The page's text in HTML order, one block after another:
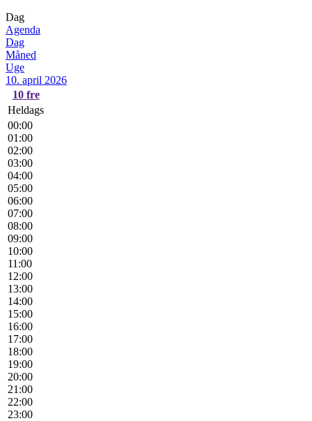
Dag
Agenda
Dag
Måned
Uge
10. april 2026
10 fre
Heldags
00:00
01:00
02:00
03:00
04:00
05:00
06:00
07:00
08:00
09:00
10:00
11:00
12:00
13:00
14:00
15:00
16:00
17:00
18:00
19:00
20:00
21:00
22:00
23:00